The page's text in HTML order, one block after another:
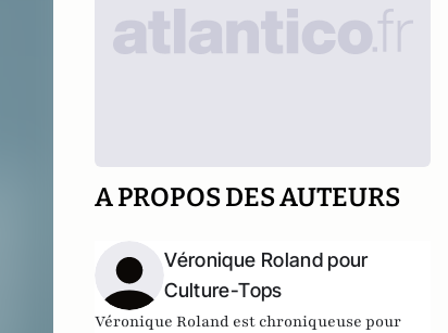
A PROPOS DES AUTEURS
Véronique Roland pour
Culture-Tops
Véronique Roland est chroniqueuse pour